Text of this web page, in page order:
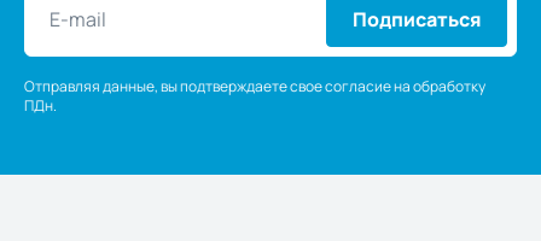
Подписаться
Отправляя данные, вы подтверждаете свое согласие на обработку
ПДн.